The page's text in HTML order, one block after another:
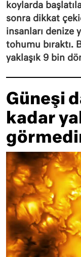
koylarda
sonra dikkat
insanları denize
tohumu bıraktı.
yaklaşık 9 bin
Güneşi
kadar